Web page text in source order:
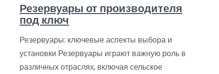
Резервуары от производителя
под ключ
Резервуары: ключевые аспекты выбора и
установки Резервуары играют важную роль в
различных отраслях, включая сельское